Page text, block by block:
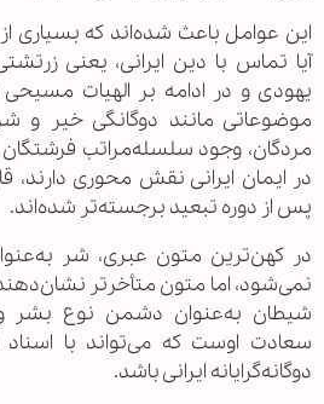
این عوامل باعث شده‌اند که بسیاری
آیا تماس با دین ایرانی، یعنی
یهودی و در ادامه بر الهیات مسیحی
موضوعاتی مانند دوگانگی خیر و
مردگان، وجود سلسله‌مراتب
در ایمان ایرانی نقش محوری دارند،
پس از دوره تبعید برجسته‌تر شده‌اند.
در کهن‌ترین متون عبری، شر
نمی‌شود، اما متون متأخرتر
شیطان به‌عنوان دشمن نوع بشر
سعادت اوست که می‌تواند با اسناد
دوگانه‌گرایانه ایرانی باشد.